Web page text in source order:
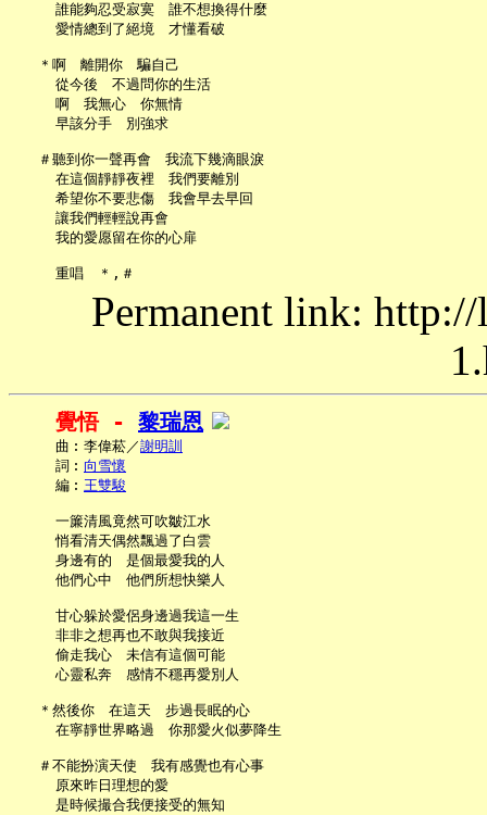
     誰能夠忍受寂寞　誰不想換得什麼
     愛情總到了絕境　才懂看破
   ＊啊　離開你　騙自己
     從今後　不過問你的生活
     啊　我無心　你無情
     早該分手　別強求
   ＃聽到你一聲再會　我流下幾滴眼淚
     在這個靜靜夜裡　我們要離別
     希望你不要悲傷　我會早去早回
     讓我們輕輕說再會
     我的愛愿留在你的心扉
Permanent link:
覺悟 - 黎瑞恩
     曲︰李偉菘／
謝明訓
     詞︰
向雪懷
     編︰
王雙駿
     一簾清風竟然可吹皺江水
     悄看清天偶然飄過了白雲
     身邊有的　是個最愛我的人
     他們心中　他們所想快樂人
     甘心躲於愛侶身邊過我這一生
     非非之想再也不敢與我接近
     偷走我心　未信有這個可能
     心靈私奔　感情不穩再愛別人
   ＊然後你　在這天　步過長眠的心
     在寧靜世界略過　你那愛火似夢降生
   ＃不能扮演天使　我有感覺也有心事
     原來昨日理想的愛
     是時候撮合我便接受的無知